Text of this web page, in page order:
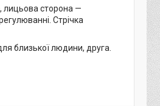
лицьова сторона —
Стрічка
близької людини, друга.